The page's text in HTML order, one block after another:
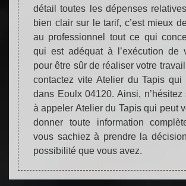
détail toutes les dépenses
bien clair sur le tarif, c’est mieux
au professionnel tout ce qui
qui est adéquat à l’exécution de
pour être sûr de réaliser votre
contactez vite Atelier du Tapis qui
dans Eoulx 04120. Ainsi, n’hésitez
à appeler Atelier du Tapis qui peut
donner toute information
vous sachiez à prendre la
possibilité que vous avez.